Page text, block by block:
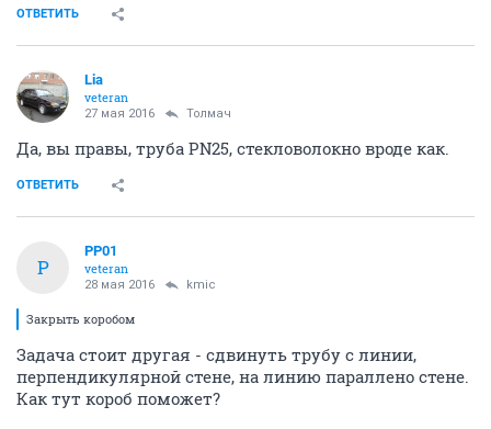
ОТВЕТИТЬ
Lia
veteran
27 мая 2016 Толмач
Да, вы правы, труба PN25, стекловолокно вроде как.
ОТВЕТИТЬ
P
PP01
veteran
28 мая 2016 kmic
Закрыть коробом
Задача стоит другая - сдвинуть трубу с линии,
перпендикулярной стене, на линию параллено стене.
Как тут короб поможет?